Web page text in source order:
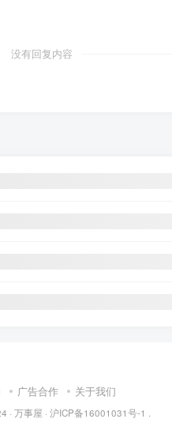
没有回复内容
广告合作 关于我们
· 万事屋 · 沪ICP备16001031号-1